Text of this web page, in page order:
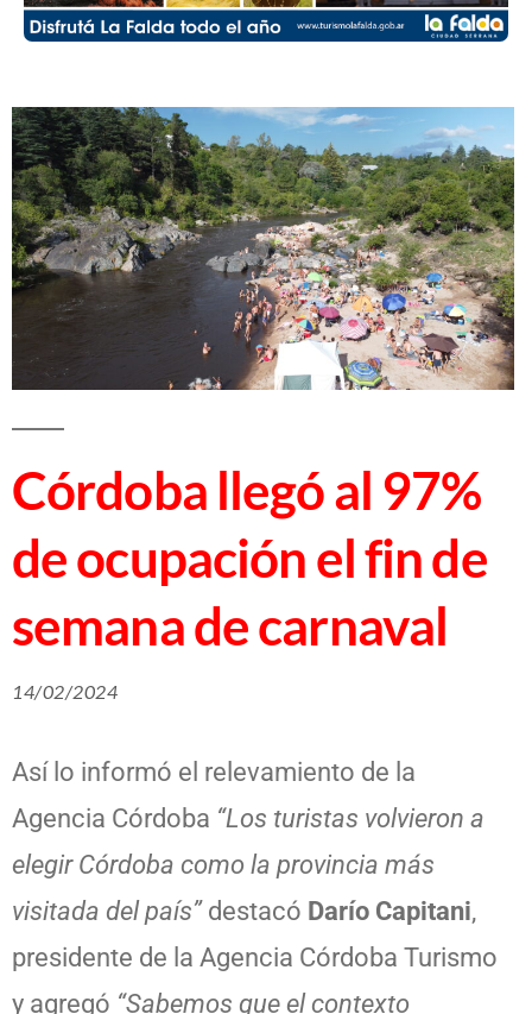
Córdoba llegó al 97%
de ocupación el fin de
semana de carnaval
14/02/2024
Así lo informó el relevamiento de la
Agencia Córdoba “Los turistas volvieron a
elegir Córdoba como la provincia más
visitada del país”destacó Darío Capitani,
presidente de la Agencia Córdoba Turismo
y agregó “Sabemos que el contexto